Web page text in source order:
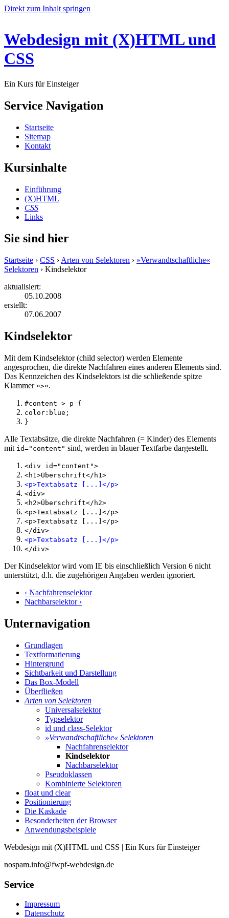
Direkt zum Inhalt springen
Webdesign mit (X)HTML und
CSS
Ein Kurs für Einsteiger
Service Navigation
Startseite
Sitemap
Kontakt
Kursinhalte
Einführung
(X)HTML
CSS
Links
Sie sind hier
Startseite › CSS › Arten von Selektoren › »Verwandtschaftliche«
Selektoren › Kindselektor
aktualisiert:
05.10.2008
erstellt:
07.06.2007
Kindselektor
Mit dem Kindselektor (child selector) werden Elemente
angesprochen, die direkte Nachfahren eines anderen Elements sind.
Das Kennzeichen des Kindselektors ist die schließende spitze
Klammer »>«.
#content > p {
color:blue;
}
Alle Textabsätze, die direkte Nachfahren (= Kinder) des Elements
mit id="content" sind, werden in blauer Textfarbe dargestellt.
<div id="content">
<h1>Überschrift</h1>
<p>Textabsatz [...]</p>
<div>
<h2>Überschrift</h2>
<p>Textabsatz [...]</p>
<p>Textabsatz [...]</p>
</div>
<p>Textabsatz [...]</p>
</div>
Der Kindselektor wird vom IE bis einschließlich Version 6 nicht
unterstützt, d.h. die zugehörigen Angaben werden ignoriert.
‹ Nachfahrenselektor
Nachbarselektor ›
Unternavigation
Grundlagen
Textformatierung
Hintergrund
Sichtbarkeit und Darstellung
Das Box-Modell
Überfließen
Arten von Selektoren
Universalselektor
Typselektor
id und class-Selektor
»Verwandtschaftliche« Selektoren
Nachfahrenselektor
Kindselektor
Nachbarselektor
Pseudoklassen
Kombinierte Selektoren
float und clear
Positionierung
Die Kaskade
Besonderheiten der Browser
Anwendungsbeispiele
Webdesign mit (X)HTML und CSS | Ein Kurs für Einsteiger
nospam.info@fwpf-webdesign.de
Service
Impressum
Datenschutz